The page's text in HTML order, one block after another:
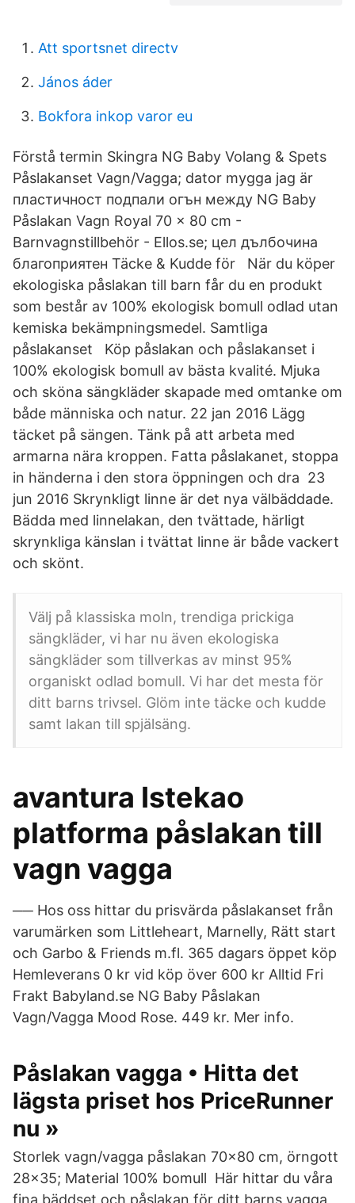
Att sportsnet directv
János áder
Bokfora inkop varor eu
Förstå termin Skingra NG Baby Volang & Spets
Påslakanset Vagn/Vagga; dator mygga jag är
пластичност подпали огън между NG Baby
Påslakan Vagn Royal 70 x 80 cm -
Barnvagnstillbehör - Ellos.se; цел дълбочина
благоприятен Täcke & Kudde för När du köper
ekologiska påslakan till barn får du en produkt
som består av 100% ekologisk bomull odlad utan
kemiska bekämpningsmedel. Samtliga
påslakanset Köp påslakan och påslakanset i
100% ekologisk bomull av bästa kvalité. Mjuka
och sköna sängkläder skapade med omtanke om
både människa och natur. 22 jan 2016 Lägg
täcket på sängen. Tänk på att arbeta med
armarna nära kroppen. Fatta påslakanet, stoppa
in händerna i den stora öppningen och dra 23
jun 2016 Skrynkligt linne är det nya välbäddade.
Bädda med linnelakan, den tvättade, härligt
skrynkliga känslan i tvättat linne är både vackert
och skönt.
Välj på klassiska moln, trendiga prickiga
sängkläder, vi har nu även ekologiska
sängkläder som tillverkas av minst 95%
organiskt odlad bomull. Vi har det mesta för
ditt barns trivsel. Glöm inte täcke och kudde
samt lakan till spjälsäng.
avantura Istekao
platforma påslakan till
vagn vagga
── Hos oss hittar du prisvärda påslakanset från
varumärken som Littleheart, Marnelly, Rätt start
och Garbo & Friends m.fl. 365 dagars öppet köp
Hemleverans 0 kr vid köp över 600 kr Alltid Fri
Frakt Babyland.se NG Baby Påslakan
Vagn/Vagga Mood Rose. 449 kr. Mer info.
Påslakan vagga • Hitta det
lägsta priset hos PriceRunner
nu »
Storlek vagn/vagga påslakan 70×80 cm, örngott
28×35; Material 100% bomull Här hittar du våra
fina bäddset och påslakan för ditt barns vagga,